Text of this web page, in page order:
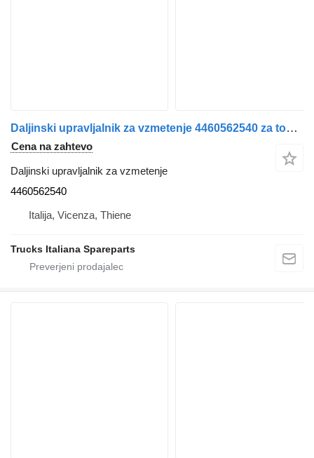
Daljinski upravljalnik za vzmetenje 4460562540 za tovornjak IVECO Stralis 2013>
Cena na zahtevo
Daljinski upravljalnik za vzmetenje
4460562540
Italija, Vicenza, Thiene
Trucks Italiana Spareparts